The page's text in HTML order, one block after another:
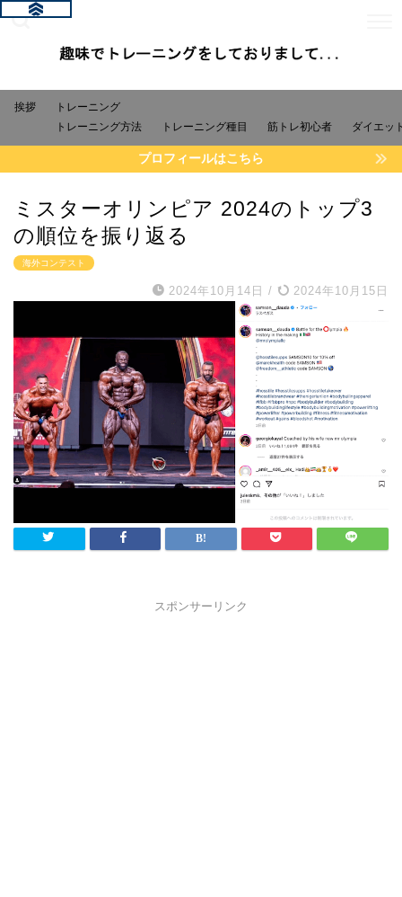
挨拶
トレーニング
トレーニング方法
トレーニング種目 筋トレ初心者 ダイエッ
プロフィールはこちら
ミスターオリンピア 2024のトップ3
の順位を振り返る
海外コンテスト
2024年10月14日 / 2024年10月15日
スポンサーリンク